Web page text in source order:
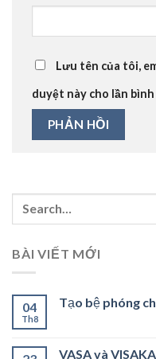
Lưu tên của tôi,
duyệt này cho lần
BÀI VIẾT MỚI
04
Th8
Tạo bệ phóng
VASA và